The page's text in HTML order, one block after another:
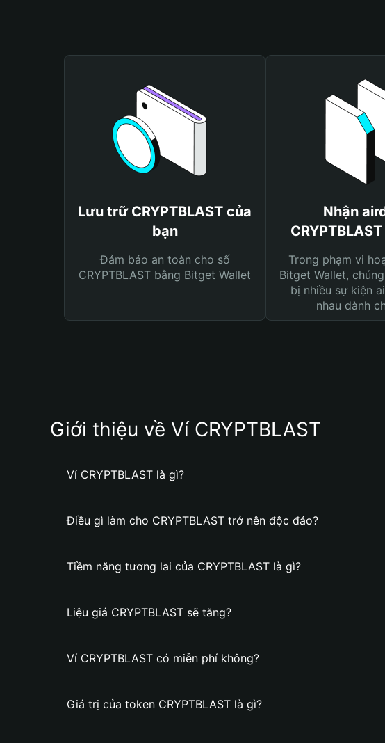
Lưu trữ CRYPTBLAST của
bạn
Đảm bảo an toàn cho số
CRYPTBLAST bằng Bitget Wallet
Nhận
Trong phạm vi
Bitget Wallet,
bị nhiều sự kiện
nhau dành
Giới thiệu về Ví CRYPTBLAST
Ví CRYPTBLAST là gì?
Điều gì làm cho CRYPTBLAST trở nên độc đáo?
Tiềm năng tương lai của CRYPTBLAST là gì?
Liệu giá CRYPTBLAST sẽ tăng?
Ví CRYPTBLAST có miễn phí không?
Giá trị của token CRYPTBLAST là gì?